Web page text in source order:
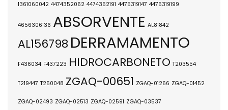
1361060042 4474352062 4474352191 4475319147 4475319199
4656306136 ABSORVENTE AL81842
AL156798 DERRAMAMENTO
F436034 F437223 HIDROCARBONETO T203554
T219447 T250048 ZGAQ-00651 ZGAQ-01266 ZGAQ-01452
ZGAQ-02493 ZGAQ-02513 ZGAQ-02591 ZGAQ-03537